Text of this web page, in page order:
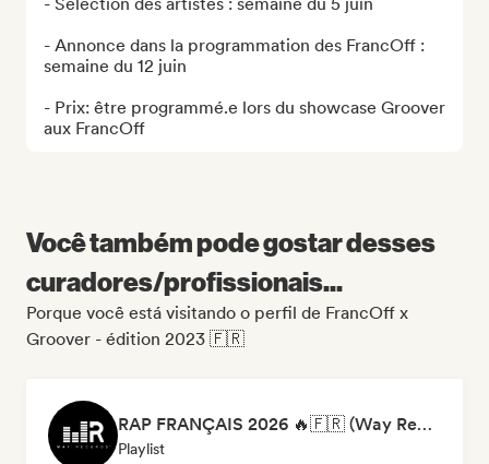
- Annonce dans la programmation des FrancOff :
semaine du 12 juin
- Prix: être programmé.e lors du showcase Groover
aux FrancOff
Você também pode gostar desses
curadores/profissionais...
Porque você está visitando o perfil de FrancOff x
Groover - édition 2023 🇫🇷
RAP FRANÇAIS 2026 🔥🇫🇷 (Way Records)
Playlist